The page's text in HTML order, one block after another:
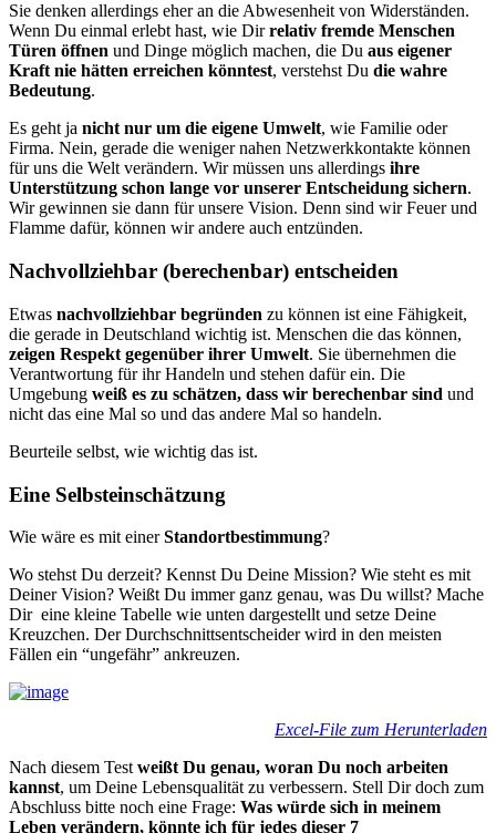
Sie denken allerdings eher an die Abwesenheit von Widerständen.
Wenn Du einmal erlebt hast, wie Dirrelativ fremde Menschen
Türen öffnen und Dinge möglich machen, die Du aus eigener
Kraft nie hätten erreichen könntest, verstehst Du die wahre
Bedeutung.
Es geht ja nicht nur um die eigene Umwelt, wie Familie oder
Firma. Nein, gerade die weniger nahen Netzwerkkontakte können
für uns die Welt verändern. Wir müssen uns allerdings ihre
Unterstützung schon lange vor unserer Entscheidung sichern.
Wir gewinnen sie dann für unsere Vision. Denn sind wir Feuer und
Flamme dafür, können wir andere auch entzünden.
Nachvollziehbar (berechenbar) entscheiden
Etwas nachvollziehbar begründen zu können ist eine Fähigkeit,
die gerade in Deutschland wichtig ist. Menschen die das können,
zeigen Respekt gegenüber ihrer Umwelt. Sie übernehmen die
Verantwortung für ihr Handeln und stehen dafür ein. Die
Umgebung weiß es zu schätzen, dass wir berechenbar sind und
nicht das eine Mal so und das andere Mal so handeln.
Beurteile selbst, wie wichtig das ist.
Eine Selbsteinschätzung
Wie wäre es mit einerStandortbestimmung?
Wo stehst Du derzeit? Kennst Du Deine Mission? Wie steht es mit
Deiner Vision? Weißt Du immer ganz genau, was Du willst? Mache
Dir eine kleine Tabelle wie unten dargestellt und setze Deine
Kreuzchen. Der Durchschnittsentscheider wird in den meisten
Fällen ein “ungefähr” ankreuzen.
Excel-File zum Herunterladen
Nach diesem Test weißt Du genau, woran Du noch arbeiten
kannst, um Deine Lebensqualität zu verbessern. Stell Dir doch zum
Abschluss bitte noch eine Frage: Was würde sich in meinem
Leben verändern, könnte ich für jedes dieser 7